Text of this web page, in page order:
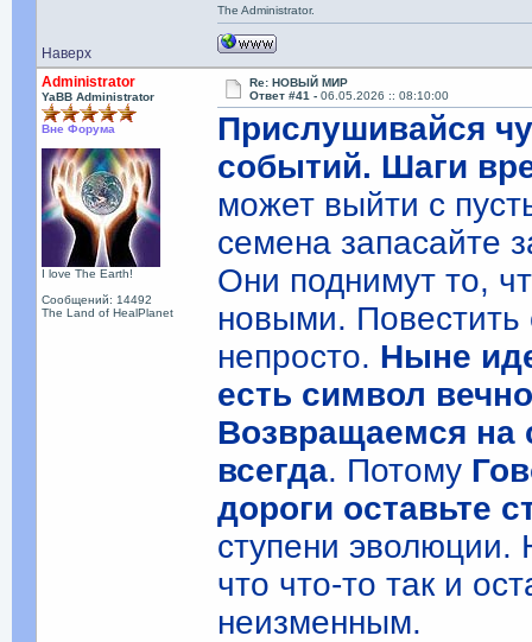
Наверх
The Administrator.
Administrator
YaBB Administrator
Вне Форума
I love The Earth!
Сообщений: 14492
The Land of HealPlanet
Re: НОВЫЙ МИР
Ответ #41 -06.05.2026 :: 08:10:00
Прислушивайся
событий. Шаги
может выйти с
семена запасайте
Они поднимут то,
новыми.
непросто. Ныне
есть символ
Возвращаемся на
всегда. Потому
дороги оставьте
ступени эволюции.
что что-то так и
неизменным.